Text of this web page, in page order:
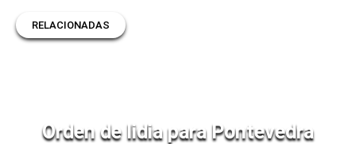
RELACIONADAS
Orden de lidia para Pontevedra